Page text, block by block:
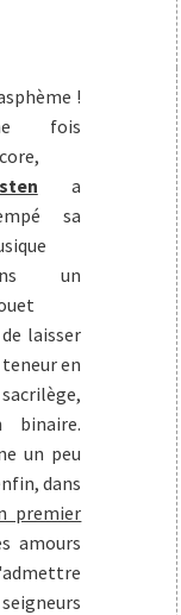
!
fois
a
sa
un
laisser
en
un peu
dans
premier
amours